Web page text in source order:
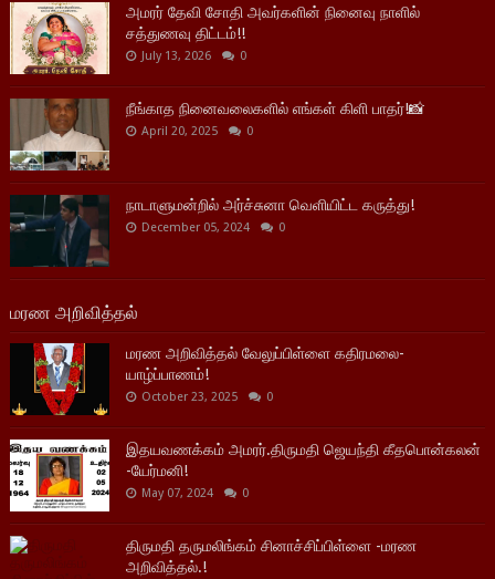
அமரர் தேவி சோதி அவர்களின் நினைவு நாளில்
சத்துணவு திட்டம்!!
July 13, 2026 0
நீங்காத நினைவலைகளில் எங்கள் கிளி பாதர்!📸
April 20, 2025 0
நாடாளுமன்றில் அர்ச்சுனா வெளியிட்ட கருத்து!
December 05, 2024 0
மரண அறிவித்தல்
மரண அறிவித்தல் வேலுப்பிள்ளை கதிரமலை-
யாழ்ப்பாணம்!
October 23, 2025 0
இதயவணக்கம் அமரர்.திருமதி ஜெயந்தி கீதபொன்கலன்
-யேர்மனி!
May 07, 2024 0
திருமதி தருமலிங்கம் சினாச்சிப்பிள்ளை -மரண
அறிவித்தல்.!